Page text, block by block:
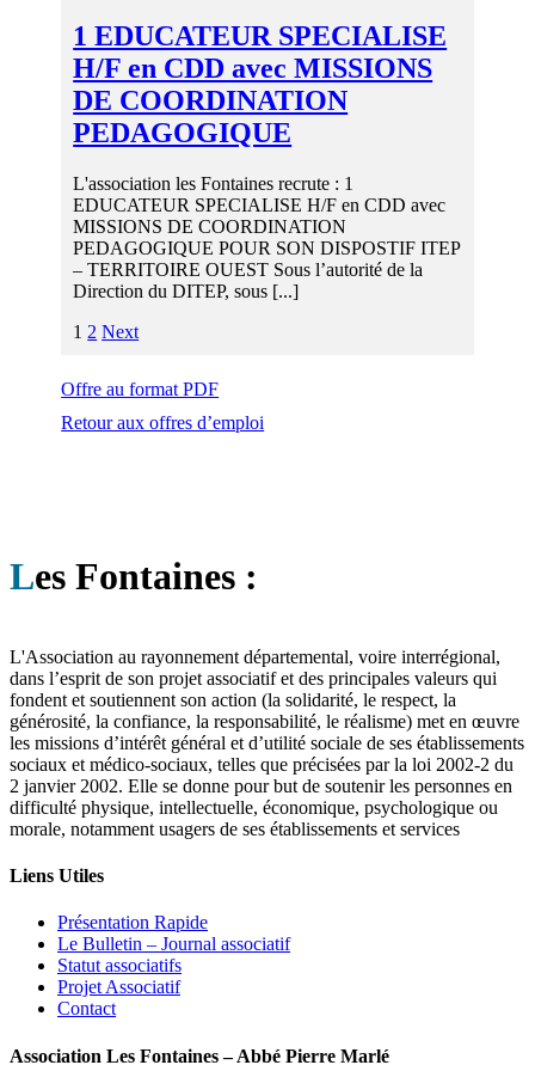
1 EDUCATEUR SPECIALISE
H/F en CDD avec MISSIONS
DE COORDINATION
PEDAGOGIQUE
L'association les Fontaines recrute : 1
EDUCATEUR SPECIALISE H/F en CDD avec
MISSIONS DE COORDINATION
PEDAGOGIQUE POUR SON DISPOSTIF ITEP
– TERRITOIRE OUEST Sous l’autorité de la
Direction du DITEP, sous [...]
1 2 Next
Offre au format PDF
Retour aux offres d’emploi
Les Fontaines :
L'Association au rayonnement départemental, voire interrégional,
dans l’esprit de son projet associatif et des principales valeurs qui
fondent et soutiennent son action (la solidarité, le respect, la
générosité, la confiance, la responsabilité, le réalisme) met en œuvre
les missions d’intérêt général et d’utilité sociale de ses établissements
sociaux et médico-sociaux, telles que précisées par la loi 2002-2 du
2 janvier 2002. Elle se donne pour but de soutenir les personnes en
difficulté physique, intellectuelle, économique, psychologique ou
morale, notamment usagers de ses établissements et services
Liens Utiles
Présentation Rapide
Le Bulletin – Journal associatif
Statut associatifs
Projet Associatif
Contact
Association Les Fontaines – Abbé Pierre Marlé